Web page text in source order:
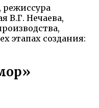
В.Г. Нечаева,
этапах создания: